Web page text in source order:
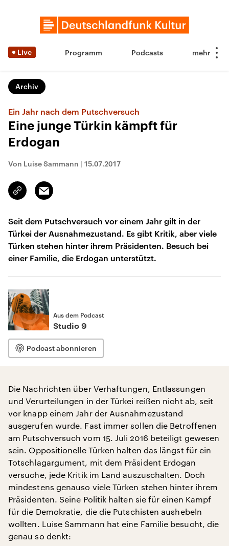
Live Programm Podcasts
Archiv
Ein Jahr nach dem Putschversuch
Eine junge Türkin kämpft für
Erdogan
Von Luise Sammann | 15.07.2017
Link
kopieren/teilen
Email
Seit dem Putschversuch vor einem Jahr gilt in der
Türkei der Ausnahmezustand. Es gibt Kritik, aber viele
Türken stehen hinter ihrem Präsidenten. Besuch bei
einer Familie, die Erdogan unterstützt.
Aus dem Podcast
Studio 9
Podcast abonnieren
Die Nachrichten über Verhaftungen, Entlassungen
und Verurteilungen in der Türkei reißen nicht ab, seit
vor knapp einem Jahr der Ausnahmezustand
ausgerufen wurde. Fast immer sollen die Betroffenen
am Putschversuch vom 15. Juli 2016 beteiligt gewesen
sein. Oppositionelle Türken halten das längst für ein
Totschlagargument, mit dem Präsident Erdogan
versuche, jede Kritik im Land auszuschalten. Doch
mindestens genauso viele Türken stehen hinter ihrem
Präsidenten. Seine Politik halten sie für einen Kampf
für die Demokratie, die die Putschisten aushebeln
wollten. Luise Sammann hat eine Familie besucht, die
genau so denkt: